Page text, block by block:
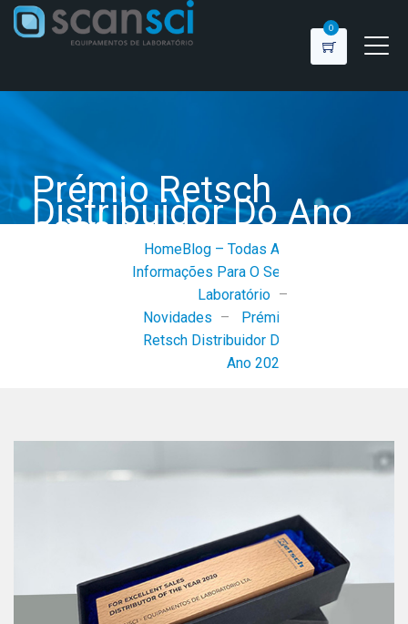
0
Prémio Retsch
Distribuidor Do Ano
2020 HomeBlog – Todas As
Informações Para O Seu
Laboratório –
Novidades –
Prémio
Retsch Distribuidor Do
Ano 2020